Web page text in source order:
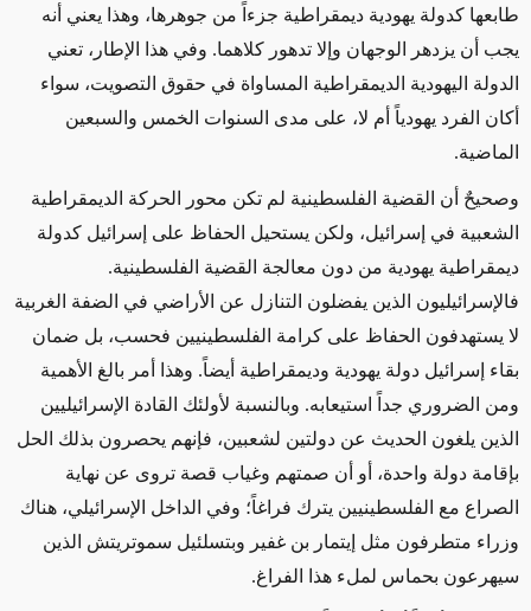
طابعها كدولة يهودية ديمقراطية جزءاً من جوهرها، وهذا يعني أنه
يجب أن يزدهر
الوجهان وإلا تدهور كلاهما. وفي هذا الإطار، تعني
الدولة اليهودية الديمقراطية المساواة في حقوق التصويت، سواء
أكان الفرد يهودياً أم لا، على مدى السنوات الخمس والسبعين
الماضية.
وصحيحٌ أن القضية الفلسطينية لم تكن محور الحركة الديمقراطية
الشعبية في إسرائيل، ولكن يستحيل الحفاظ على إسرائيل كدولة
ديمقراطية يهودية من دون معالجة القضية الفلسطينية.
فالإسرائيليون الذين يفضلون التنازل عن الأراضي في الضفة الغربية
لا يستهدفون الحفاظ على كرامة الفلسطينيين فحسب، بل ضمان
بقاء إسرائيل دولة يهودية وديمقراطية أيضاً. وهذا أمر بالغ الأهمية
ومن الضروري جداً استيعابه. وبالنسبة لأولئك القادة الإسرائيليين
الذين يلغون الحديث عن دولتين لشعبين، فإنهم يحصرون بذلك الحل
بإقامة دولة واحدة، أو أن صمتهم وغياب قصة تروى عن نهاية
الصراع مع الفلسطينيين يترك فراغاً؛ وفي الداخل الإسرائيلي، هناك
وزراء متطرفون مثل إيتمار بن غفير وبتسلئيل سموتريتش الذين
سيهرعون بحماس لملء هذا الفراغ.